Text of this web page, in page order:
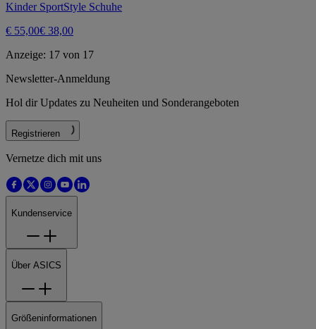
Kinder SportStyle Schuhe
€ 55,00€ 38,00
Anzeige: 17 von 17
Newsletter-Anmeldung
Hol dir Updates zu Neuheiten und Sonderangeboten
Registrieren
Vernetze dich mit uns
Kundenservice
Über ASICS
Größeninformationen